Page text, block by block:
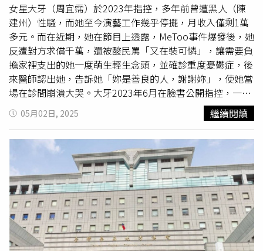
女星大牙（周宜霈）於2023年指控，多年前曾遭黑人（陳
建州）性騷，而她至今演藝工作幾乎停擺，月收入僅剩1萬
多元。而在近期，她在節目上透露，MeToo事件爆發後，她
反遭對方求償千萬，還被酸民罵「又在裝可憐」，讓需要負
擔家裡支出的她一度萌生輕生念頭，並確診重度憂鬱症，後
來醫師認出她，告訴她「妳是善良的人，謝謝妳」，使她當
場在診間崩潰大哭。大牙2023年6月在臉書公開指控，一行
人在2012年7月到香港錄製節目時，她遭到黑人從背後環
抱，還受言語騷擾
，事後男方否認並以加重誹謗罪對她提
告，更求償1千萬元，但最終法院裁定不起訴大牙。然而，
大牙的演藝事業卻因此受嚴重影響，近1年無戲可拍，日前
她出席活動時也自曝，目前每月收入僅約1萬元。近日，大
牙的在《ETtoday新聞雲》的Podcast節目《我在案發現
場》分享，自己能夠理解電視台不敢找她演戲的原因，畢竟
一部戲的完成，凝聚很多工作人員的努力，自然會希望作品
內容受到肯定，如果她參與演出卻因官司成為焦點，對整體
作品來說不是好事。大牙說到，MeToo事件爆發，她除了面
臨高額求償外，還要負擔家裡的支出，加上許多網友指責她
05月02日, 2025 繼續閱讀